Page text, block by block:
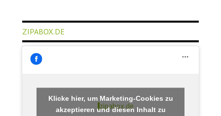
ZIPABOX.DE
zipabox.de
Klicke hier, um Marketing-Cookies zu
akzeptieren und diesen Inhalt zu